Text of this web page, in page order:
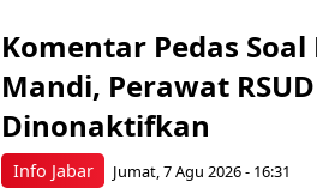
Info Jabar
Komentar Pedas Soal
Mandi, Perawat
Dinonaktifkan
Jumat, 7 Agu 2026 - 16:31